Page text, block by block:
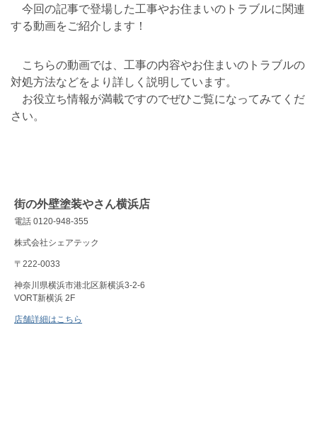
今回の記事で登場した工事やお住まいのトラブルに関連
する動画をご紹介します！
こちらの動画では、工事の内容やお住まいのトラブルの
対処方法などをより詳しく説明しています。
お役立ち情報が満載ですのでぜひご覧になってみてくだ
さい。
街の外壁塗装やさん横浜店
電話 0120-948-355
株式会社シェアテック
〒222-0033
神奈川県横浜市港北区新横浜3-2-6
VORT新横浜 2F
店舗詳細はこちら